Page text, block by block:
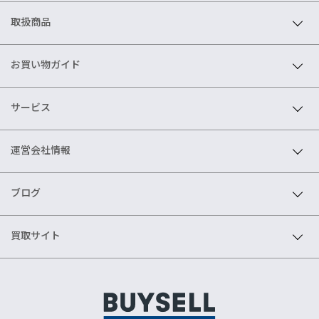
取扱商品
お買い物ガイド
サービス
運営会社情報
ブログ
買取サイト